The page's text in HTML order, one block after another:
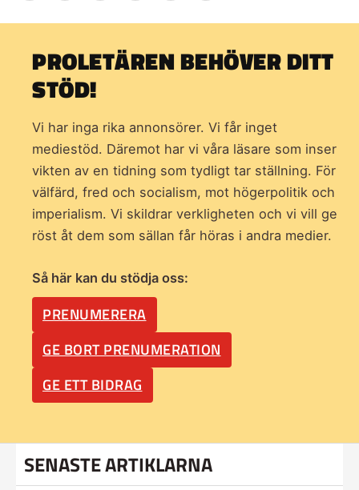
PROLETÄREN BEHÖVER DITT
STÖD!
Vi har inga rika annonsörer. Vi får inget
mediestöd. Däremot har vi våra läsare som inser
vikten av en tidning som tydligt tar ställning. För
välfärd, fred och socialism, mot högerpolitik och
imperialism. Vi skildrar verkligheten och vi vill ge
röst åt dem som sällan får höras i andra medier.
Så här kan du stödja oss:
PRENUMERERA
GE BORT PRENUMERATION
GE ETT BIDRAG
SENASTE ARTIKLARNA